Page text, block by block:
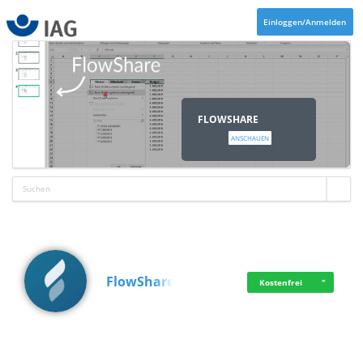
Einloggen/Anmelden
FLOWSHARE
ANSCHAUEN
FlowShare Kostenfrei